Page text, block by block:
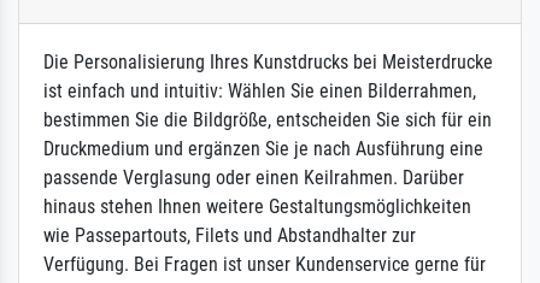
Die Personalisierung Ihres Kunstdrucks bei Meisterdrucke
ist einfach und intuitiv: Wählen Sie einen Bilderrahmen,
bestimmen Sie die Bildgröße, entscheiden Sie sich für ein
Druckmedium und ergänzen Sie je nach Ausführung eine
passende Verglasung oder einen Keilrahmen. Darüber
hinaus stehen Ihnen weitere Gestaltungsmöglichkeiten
wie Passepartouts, Filets und Abstandhalter zur
Verfügung. Bei Fragen ist unser Kundenservice gerne für